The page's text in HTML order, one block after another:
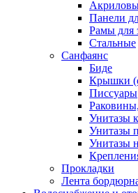
Панели
Рамы для
Стальные
Санфаянс
Биде
Крышки
Писсуары
Унитазы
Унитазы
Унитазы
Прокладки
Лента